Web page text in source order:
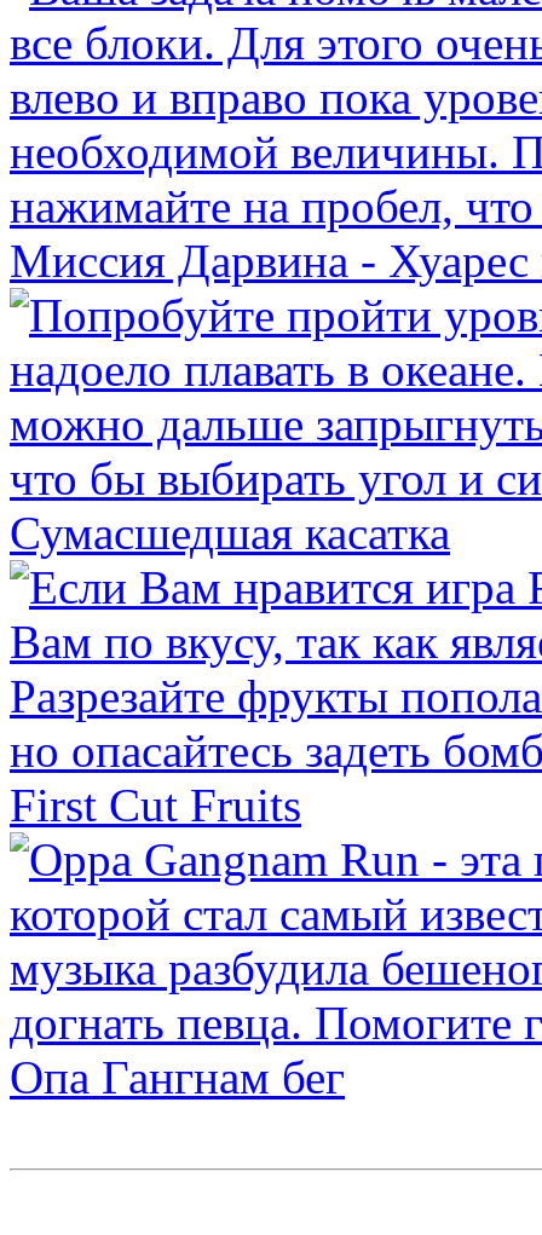
Миссия Дарвина - Хуарес
Сумасшедшая касатка
First Cut Fruits
Опа Гангнам бег